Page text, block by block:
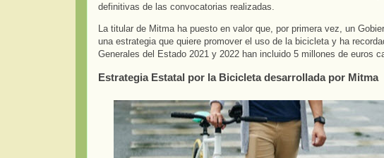
definitivas de las convocatorias realizadas.
La titular de Mitma ha puesto en valor que, por primera vez, un
una estrategia que quiere promover el uso de la bicicleta y ha
Generales del Estado 2021 y 2022 han incluido 5 millones de euros
Estrategia Estatal por la Bicicleta desarrollada por Mitma